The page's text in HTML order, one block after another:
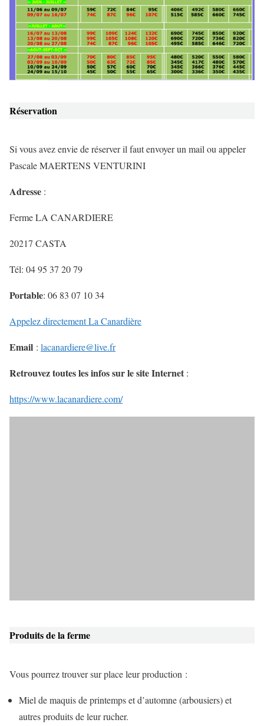
Réservation
Si vous avez envie de réserver il faut envoyer un mail ou appeler
Pascale MAERTENS VENTURINI
Adresse :
Ferme LA CANARDIERE
20217 CASTA
Tél: 04 95 37 20 79
Portable: 06 83 07 10 34
Appelez directement La Canardière
Email : lacanardiere@live.fr
Retrouvez toutes les infos sur le site Internet :
https://www.lacanardiere.com/
Produits de la ferme
Vous pourrez trouver sur place leur production :
Miel de maquis de printemps et d’automne (arbousiers) et
autres produits de leur rucher.